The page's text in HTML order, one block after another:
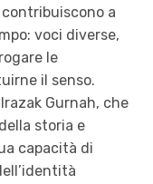
a
voci diverse,
le
il senso.
Gurnah, che
storia e
capacità di